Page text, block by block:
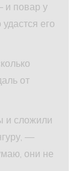
и повар у
его
от
и сложили
—
они не